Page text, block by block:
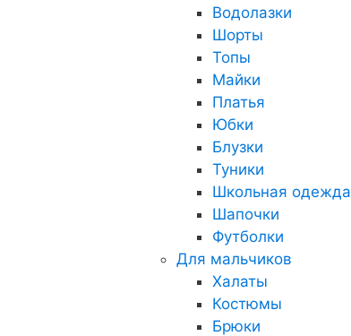
Водолазки
Шорты
Топы
Майки
Платья
Юбки
Блузки
Туники
Школьная одежда
Шапочки
Футболки
Для мальчиков
Халаты
Костюмы
Брюки